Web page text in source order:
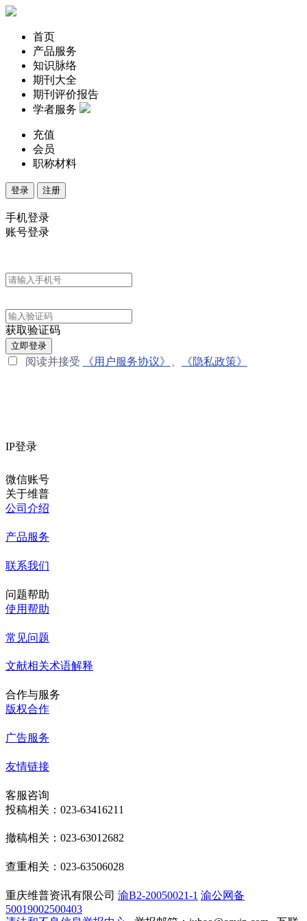
首页
产品服务
知识脉络
期刊大全
期刊评价报告
学者服务
充值
会员
职称材料
登录 注册
手机登录
账号登录
获取验证码
立即登录
阅读并接受 《用户服务协议》 《隐私政策》
IP登录
微信账号
关于维普
公司介绍
产品服务
联系我们
问题帮助
使用帮助
常见问题
文献相关术语解释
合作与服务
版权合作
广告服务
友情链接
客服咨询
投稿相关：023-63416211
撤稿相关：023-63012682
查重相关：023-63506028
重庆维普资讯有限公司 渝B2-20050021-1 渝公网备
50019002500403